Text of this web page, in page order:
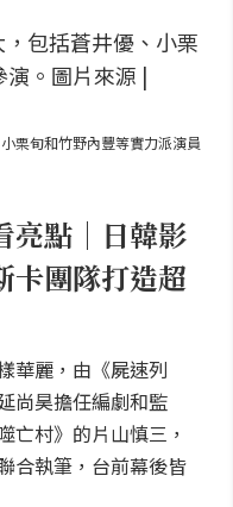
栗旬和竹野內豐等實力派演員
亮點｜日韓影
卡團隊打造超
華麗，由《屍速列
尚昊擔任編劇和監
亡村》的片山慎三，
合執筆，台前幕後皆